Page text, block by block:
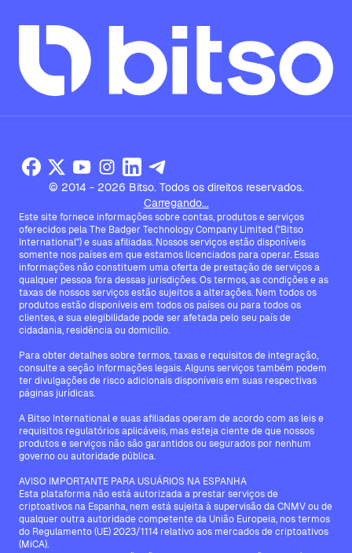
© 2014 - 2026 Bitso. Todos os direitos reservados.
Carregando...
Este site fornece informações sobre contas, produtos e serviços
oferecidos pela The Badger Technology Company Limited ("Bitso
International") e suas afiliadas. Nossos serviços estão disponíveis
somente nos países em que estamos licenciados para operar. Essas
informações não constituem uma oferta de prestação de serviços a
qualquer pessoa fora dessas jurisdições. Os termos, as condições e as
taxas de nossos serviços estão sujeitos a alterações. Nem todos os
produtos estão disponíveis em todos os países ou para todos os
clientes, e sua elegibilidade pode ser afetada pelo seu país de
cidadania, residência ou domicílio.
Para obter detalhes sobre termos, taxas e requisitos de integração,
consulte a seção Informações legais. Alguns serviços também podem
ter divulgações de risco adicionais disponíveis em suas respectivas
páginas jurídicas.
A Bitso International e suas afiliadas operam de acordo com as leis e
requisitos regulatórios aplicáveis, mas esteja ciente de que nossos
produtos e serviços não são garantidos ou segurados por nenhum
governo ou autoridade pública.
AVISO IMPORTANTE PARA USUÁRIOS NA ESPANHA
Esta plataforma não está autorizada a prestar serviços de
criptoativos na Espanha, nem está sujeita à supervisão da CNMV ou de
qualquer outra autoridade competente da União Europeia, nos termos
do Regulamento (UE) 2023/1114 relativo aos mercados de criptoativos
(MiCA).